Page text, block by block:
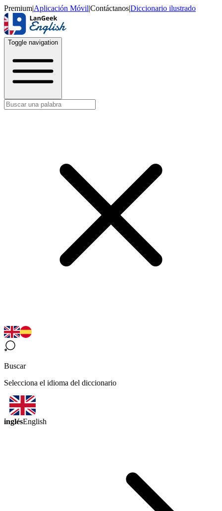
Premium|Aplicación Móvil|Contáctanos|Diccionario ilustrado
Toggle navigation
Buscar
Selecciona el idioma del diccionario
inglésEnglish